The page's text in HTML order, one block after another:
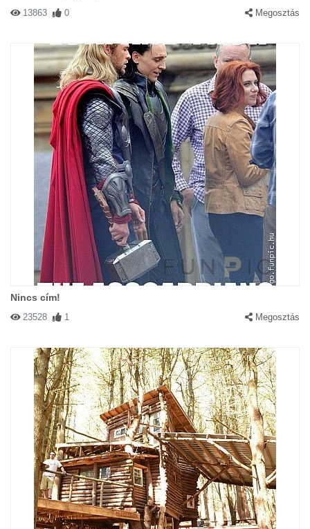
13863 0 Megosztás
Nincs cím!
23528 1 Megosztás